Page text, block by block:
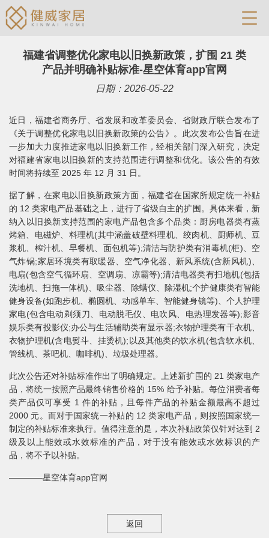
福建省调整优化家电以旧换新政策，扩围 21 类
产品并明确补贴标准-星空体育app官网
日期：2026-05-22
近日，福建省商务厅、省发展和改革委员会、省财政厅联合发布了
《关于调整优化家电以旧换新政策的公告》。此次发布公告旨在进
一步加大力度推进家电以旧换新工作，经相关部门深入研究，决定
对福建省家电以旧换新的支持范围进行调整和优化。该公告的有效
时间将持续至 2025 年 12 月 31 日。
据了解，在家电以旧换新政策方面，福建省在国家所规定统一补贴
的 12 类家电产品基础之上，进行了省级自主的扩围。具体来看，新
纳入以旧换新支持范围的家电产品包含多个品类：厨房电器类有蒸
烤箱、电磁炉、料理机(其中涵盖破壁料理机、绞肉机、厨师机、豆
浆机、榨汁机、早餐机、面包机等);清洁与防护类有消毒机(柜)、空
气炸锅;家居环境类有取暖器、空气净化器、新风系统(含新风机)、
电扇(包含空气循环扇、空调扇、凉霸等);清洁电器类有扫地机(包括
洗地机、扫拖一体机)、吸尘器、除螨仪、除湿机;个护健康类有智能
健身设备(如跑步机、椭圆机、动感单车、智能健身镜等)、个人护理
家电(包含电动剃须刀、电动脱毛仪、电吹风、电热理发器等);影音
娱乐类有投影仪;办公与生活辅助类有显示器;衣物护理类有干衣机、
衣物护理机(含电熨斗、挂烫机);以及其他类的饮水机(包含软水机、
管线机、茶吧机、咖啡机)、垃圾处理器。
此次公告还对补贴标准作出了明确规定。上述新扩围的 21 类家电产
品，将统一按照产品最终销售价格的 15% 给予补贴。每位消费者每
类产品仅可享受 1 件的补贴，且每件产品的补贴金额最高不超过
2000 元。而对于国家统一补贴的 12 类家电产品，则按照国家统一
制定的补贴标准来执行。值得注意的是，本次补贴政策仅针对达到 2
级及以上能效或水效标准的产品，对于没有能效或水效标识的产
品，将不予以补贴。
————星空体育app官网
返回